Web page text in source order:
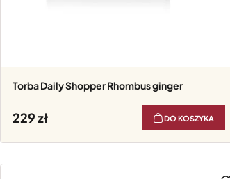
Torba Daily Shopper Rhombus ginger
229 DO KOSZYKA